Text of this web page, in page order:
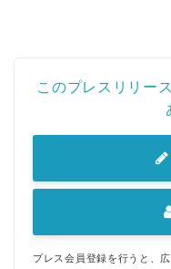
このプレスリリー
プレス会員登録を行うと、